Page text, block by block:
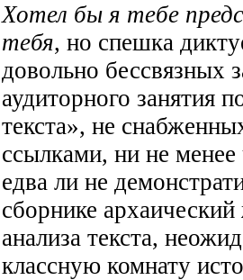
Хотел бы я тебе
тебя, но спешка
довольно бессвязных
аудиторного занятия
текста», не
ссылками, ни не
едва ли не
сборнике
анализа текста,
классную комнату